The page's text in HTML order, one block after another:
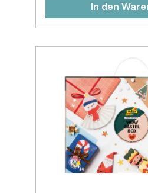
In den